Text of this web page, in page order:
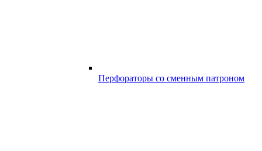
Перфораторы со сменным патроном